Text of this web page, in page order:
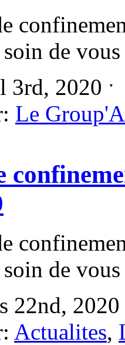
de
3rd, 2020
Le
de
22nd,
Actualites,